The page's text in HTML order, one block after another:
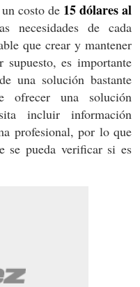
costo de 15 dólares al
necesidades de cada
que crear y mantener
es importante
una solución bastante
una solución
incluir información
profesional, por lo que
se pueda verificar si es